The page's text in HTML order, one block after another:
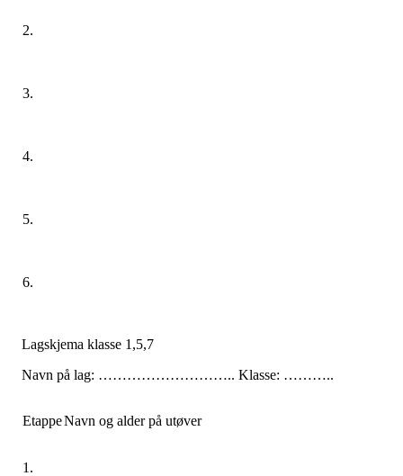
2.
3.
4.
5.
6.
Lagskjema klasse 1,5,7
Navn på lag: ……………………….. Klasse: ………..
EtappeNavn og alder på utøver
1.